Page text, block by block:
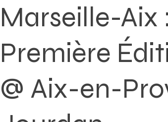
Marseille-Aix
Première
@ Aix-en-